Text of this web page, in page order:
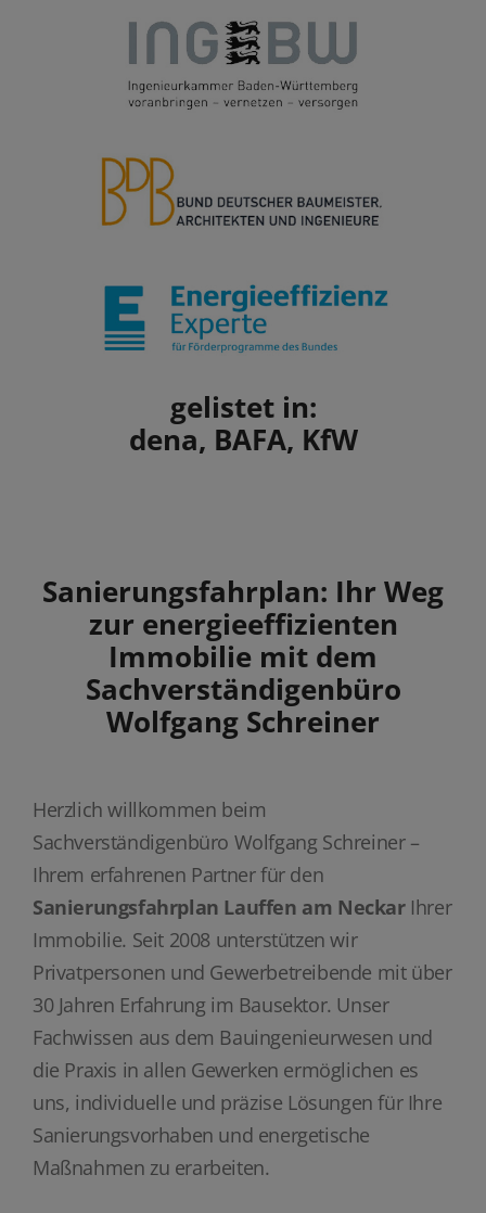
gelistet in:
dena, BAFA, KfW
Sanierungsfahrplan: Ihr Weg
zur energieeffizienten
Immobilie mit dem
Sachverständigenbüro
Wolfgang Schreiner
Herzlich willkommen beim
Sachverständigenbüro Wolfgang Schreiner –
Ihrem erfahrenen Partner für den
Sanierungsfahrplan Lauffen am NeckarIhrer
Immobilie. Seit 2008 unterstützen wir
Privatpersonen und Gewerbetreibende mit über
30 Jahren Erfahrung im Bausektor. Unser
Fachwissen aus dem Bauingenieurwesen und
die Praxis in allen Gewerken ermöglichen es
uns, individuelle und präzise Lösungen für Ihre
Sanierungsvorhaben und energetische
Maßnahmen zu erarbeiten.